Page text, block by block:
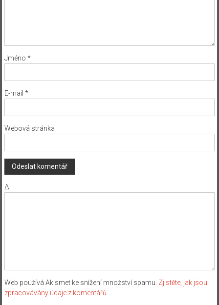
Jméno *
E-mail *
Webová stránka
Δ
Web používá Akismet ke snížení množství spamu. Zjistěte, jak jsou
zpracovávány údaje z komentářů.